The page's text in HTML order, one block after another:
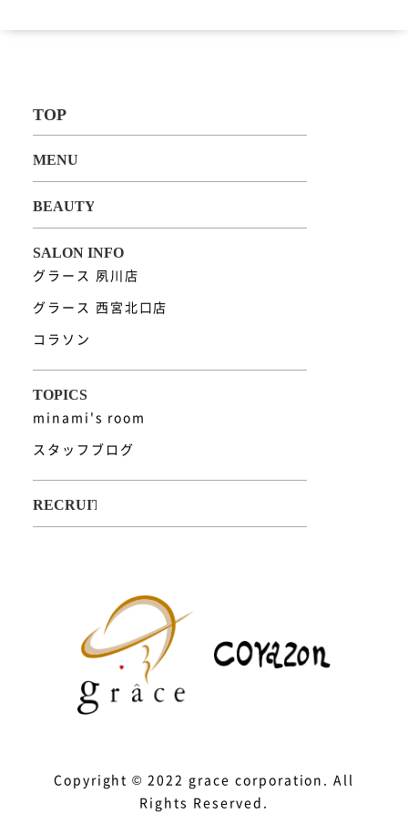
グラース 夙川店
グラース 西宮北口店
コラソン
minami's room
スタッフブログ
Copyright © 2022 grace corporation. All
Rights Reserved.